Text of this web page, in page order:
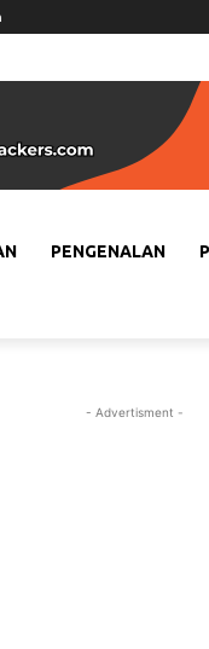
PENGENALAN
- Advertisment -